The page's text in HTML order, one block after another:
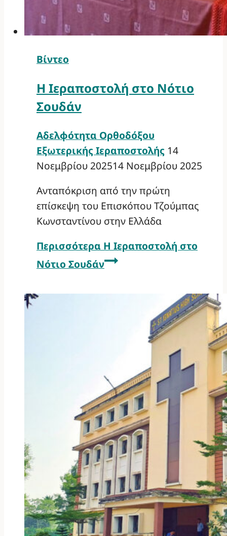
Βίντεο
Η Ιεραποστολή στο Νότιο
Σουδάν
Αδελφότητα Ορθοδόξου
Εξωτερικής Ιεραποστολής 14
Νοεμβρίου 202514 Νοεμβρίου 2025
Ανταπόκριση από την πρώτη
επίσκεψη του Επισκόπου Τζούμπας
Κωνσταντίνου στην Ελλάδα
Περισσότερα Η Ιεραποστολή στο
Νότιο Σουδάν